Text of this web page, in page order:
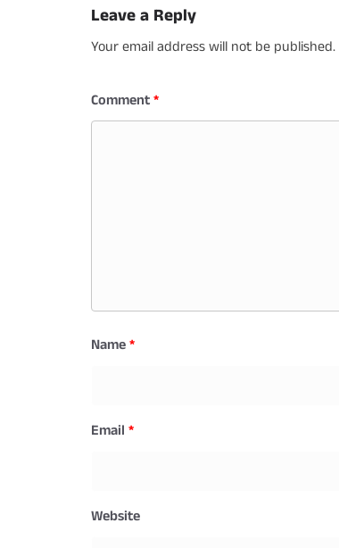
Leave a Reply
Your email address will not be published.
Comment*
Name*
Email *
Website